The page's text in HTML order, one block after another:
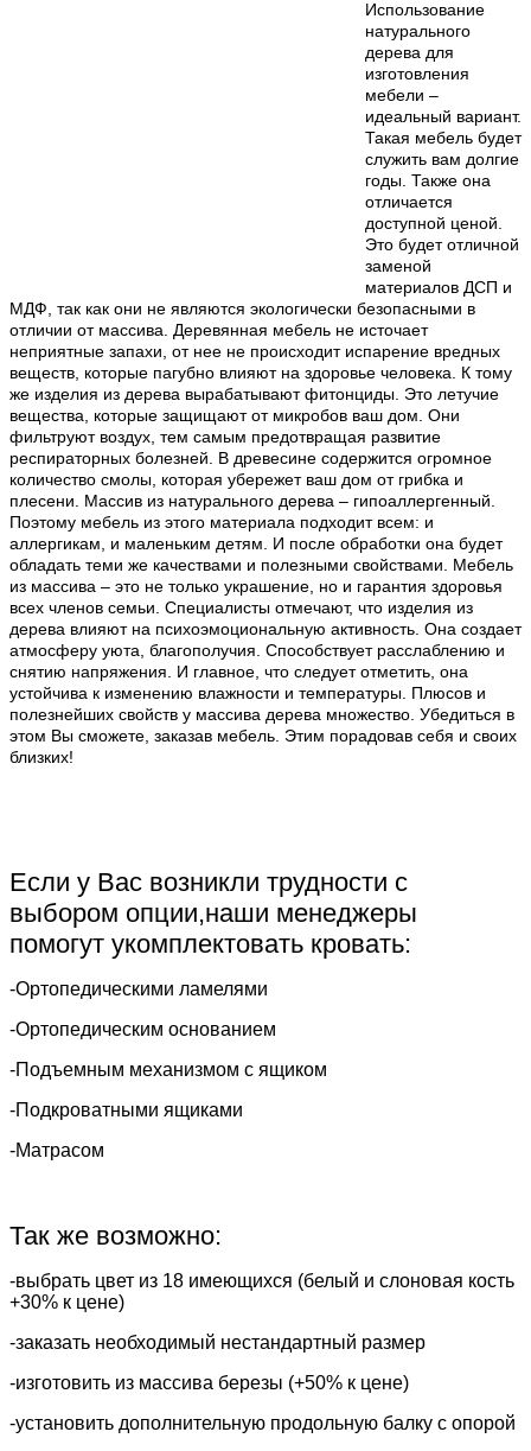
Использование
натурального
дерева для
изготовления
мебели –
идеальный вариант.
Такая мебель будет
служить вам долгие
годы. Также она
отличается
доступной ценой.
Это будет отличной
заменой
материалов ДСП и
МДФ, так как они не являются экологически безопасными в
отличии от массива. Деревянная мебель не источает
неприятные запахи, от нее не происходит испарение вредных
веществ, которые пагубно влияют на здоровье человека. К тому
же изделия из дерева вырабатывают фитонциды. Это летучие
вещества, которые защищают от микробов ваш дом. Они
фильтруют воздух, тем самым предотвращая развитие
респираторных болезней. В древесине содержится огромное
количество смолы, которая убережет ваш дом от грибка и
плесени. Массив из натурального дерева – гипоаллергенный.
Поэтому мебель из этого материала подходит всем: и
аллергикам, и маленьким детям. И после обработки она будет
обладать теми же качествами и полезными свойствами. Мебель
из массива – это не только украшение, но и гарантия здоровья
всех членов семьи. Специалисты отмечают, что изделия из
дерева влияют на психоэмоциональную активность. Она создает
атмосферу уюта, благополучия. Способствует расслаблению и
снятию напряжения. И главное, что следует отметить, она
устойчива к изменению влажности и температуры. Плюсов и
полезнейших свойств у массива дерева множество. Убедиться в
этом Вы сможете, заказав мебель. Этим порадовав себя и своих
близких!
Если у Вас возникли трудности с
выбором опции,наши менеджеры
помогут укомплектовать кровать:
-Ортопедическими ламелями
-Ортопедическим основанием
-Подъемным механизмом с ящиком
-Подкроватными ящиками
-Матрасом
Так же возможно:
-выбрать цвет из 18 имеющихся (белый и слоновая кость
+30% к цене)
-заказать необходимый нестандартный размер
-изготовить из массива березы (+50% к цене)
-установить дополнительную продольную балку с опорой